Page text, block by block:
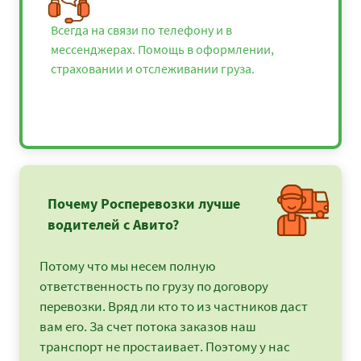
Всегда на связи по телефону и в
мессенджерах. Помощь в оформлении,
страховании и отслеживании груза.
Почему Росперевозки лучше
водителей с Авито?
Потому что мы несем полную
ответственность по грузу по договору
перевозки. Вряд ли кто то из частников даст
вам его. За счет потока заказов наш
транспорт не простаивает. Поэтому у нас